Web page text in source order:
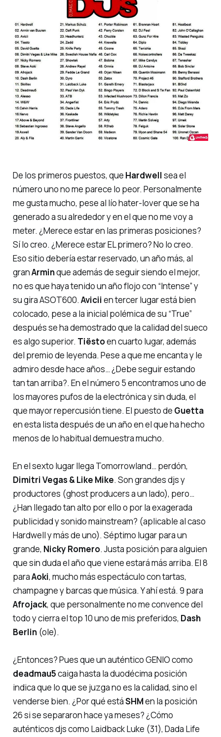
De los primeros puestos, que Hardwellsea el
número uno no me parece lo peor. Personalmente
me gusta mucho, pese al líohater-loverque se ha
generado a su alrededor y en el que no me voy a
meter. ¿Merece estar en las primeras posiciones?
Sí lo creo. ¿Merece estar EL primero? No lo creo.
Eso sitio debería estar reservado, un año más, al
granArminque además de seguir siendo el mejor,
no es que haya tenido un año flojo con “Intense”y
su giraASOT600. Aviciien tercer lugar está bien
colocado, pese a la inicial polémica de su “True”
después se ha demostrado que la calidad del sueco
es algo superior. Tiëstoen cuarto lugar, además
del premio de leyenda. Pese a que me encanta y le
admiro desde hace años… ¿Debe seguir estando
tan tan arriba?. En el número 5 encontramos uno de
los mayores pufos de la electrónica y sin duda, el
que mayor repercusión tiene. El puesto de Guetta
en esta lista después de un año en el que ha hecho
menos de lo habitual demuestra mucho.
En el sexto lugar llega Tomorrowland… perdón,
Dimitri Vegas & Like Mike. Son grandes djs y
productores (ghost producersa un lado), pero…
¿Han llegado tan alto por ello o por la exagerada
publicidad y sonido mainstream? (aplicable al caso
Hardwell y más de uno). Séptimo lugar para un
grande, Nicky Romero. Justa posición para alguien
que sin duda el año que viene estará más arriba. El 8
paraAoki, mucho más espectáculo con tartas,
champagne y barcas que música. Y ahí está. 9 para
Afrojack, que personalmente no me convence del
todo y cierra el top 10 uno de mis preferidos, Dash
Berlin(ole).
¿Entonces? Pues que un auténtico GENIO como
deadmau5caiga hasta la duodécima posición
indica que lo que se juzga no es la calidad, sino el
venderse bien. ¿Por qué estáSHMen la posición
26 si se separaron hace ya meses? ¿Cómo
auténticos djs como Laidback Luke (31), Dada Life